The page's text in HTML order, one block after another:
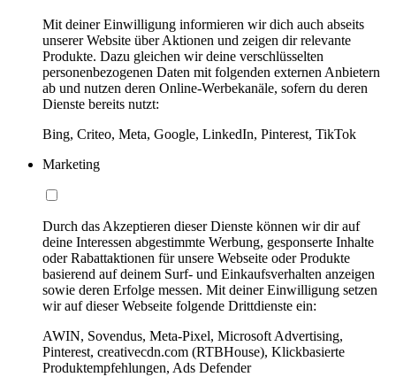
Mit deiner Einwilligung informieren wir dich auch abseits
unserer Website über Aktionen und zeigen dir relevante
Produkte. Dazu gleichen wir deine verschlüsselten
personenbezogenen Daten mit folgenden externen Anbietern
ab und nutzen deren Online-Werbekanäle, sofern du deren
Dienste bereits nutzt:
Bing, Criteo, Meta, Google, LinkedIn, Pinterest, TikTok
Marketing
Durch das Akzeptieren dieser Dienste können wir dir auf
deine Interessen abgestimmte Werbung, gesponserte Inhalte
oder Rabattaktionen für unsere Webseite oder Produkte
basierend auf deinem Surf- und Einkaufsverhalten anzeigen
sowie deren Erfolge messen. Mit deiner Einwilligung setzen
wir auf dieser Webseite folgende Drittdienste ein:
AWIN, Sovendus, Meta-Pixel, Microsoft Advertising,
Pinterest, creativecdn.com (RTBHouse), Klickbasierte
Produktempfehlungen, Ads Defender